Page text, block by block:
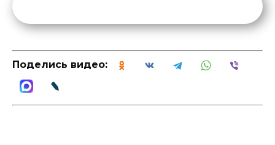
Поделись видео: